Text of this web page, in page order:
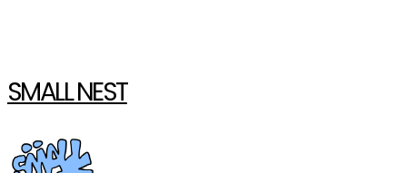
SMALL NEST